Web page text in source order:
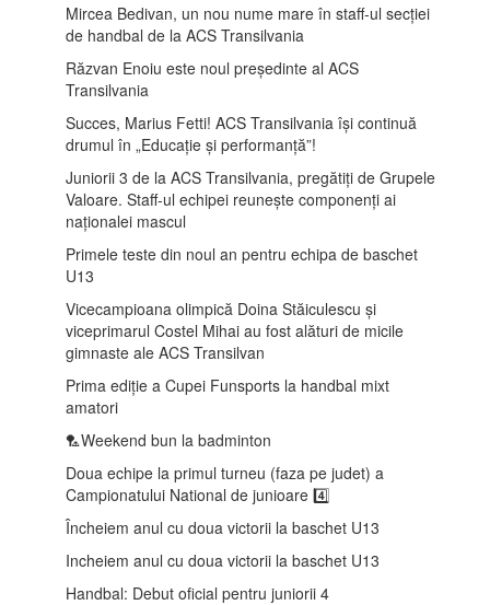
Mircea Bedivan, un nou nume mare în staff-ul secției
de handbal de la ACS Transilvania
Răzvan Enoiu este noul președinte al ACS
Transilvania
Succes, Marius Fetti! ACS Transilvania își continuă
drumul în „Educație și performanță”!
Juniorii 3 de la ACS Transilvania, pregătiți de Grupele
Valoare. Staff-ul echipei reunește componenți ai
naționalei mascul
Primele teste din noul an pentru echipa de baschet
U13
Vicecampioana olimpică Doina Stăiculescu și
viceprimarul Costel Mihai au fost alături de micile
gimnaste ale ACS Transilvan
Prima ediție a Cupei Funsports la handbal mixt
amatori
🏸Weekend bun la badminton
Doua echipe la primul turneu (faza pe judet) a
Campionatului National de junioare 4️⃣
Încheiem anul cu doua victorii la baschet U13
Incheiem anul cu doua victorii la baschet U13
Handbal: Debut oficial pentru juniorii 4